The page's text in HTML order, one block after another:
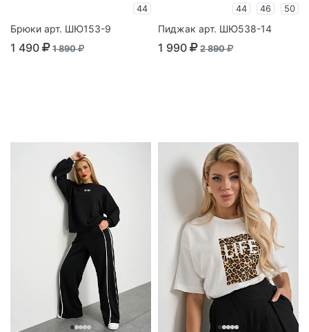
44
Брюки арт. ШЮ153-9
1 490 1 890
44 46 50
Пиджак арт. ШЮ538-14
1 990 2 890